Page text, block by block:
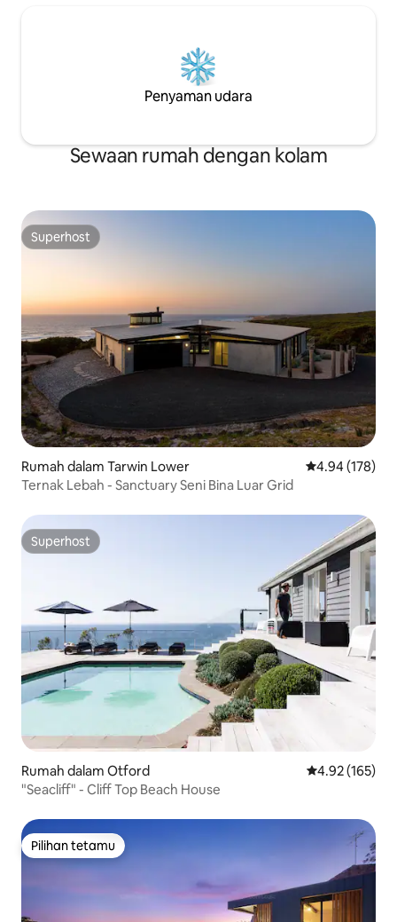
Penyaman udara
Sewaan rumah dengan kolam
Superhost
Superhost
Rumah dalam Tarwin Lower Penarafan
4.94 (178)
Ternak Lebah - Sanctuary Seni Bina Luar Grid
Superhost
Superhost
Rumah dalam Otford Penarafan
4.92 (165)
"Seacliff" - Cliff Top Beach House
Pilihan tetamu
Pilihan tetamu